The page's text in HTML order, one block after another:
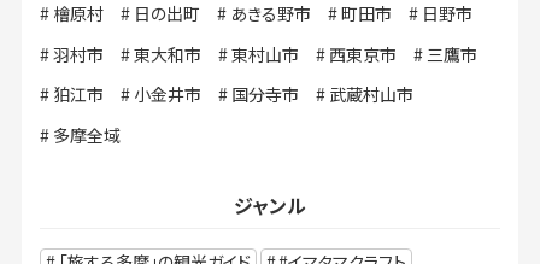
檜原村
日の出町 あきる野市 町田市
日野市
羽村市
東大和市 東村山市 西東京市
三鷹市
狛江市
小金井市 国分寺市
武蔵村山市
多摩全域
ジャンル